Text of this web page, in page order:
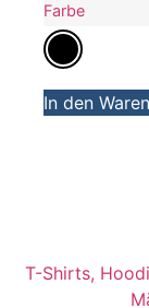
Farbe
In den
T-Shirts,